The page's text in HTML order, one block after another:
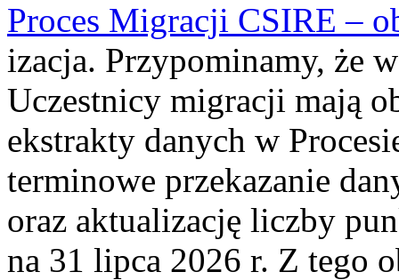
Proces Migracji CSIRE –
izacja. Przypominamy, że
Uczestnicy migracji mają
ekstrakty danych w
terminowe przekazanie
oraz aktualizację liczby
na 31 lipca 2026 r. Z tego